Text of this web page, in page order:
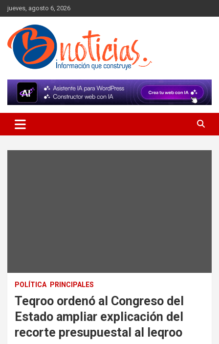
Skip
to
content
jueves, agosto 6, 2026
BNoticias
POLÍTICA PRINCIPALES
Teqroo ordenó al Congreso del
Estado ampliar explicación del
recorte presupuestal al Ieqroo